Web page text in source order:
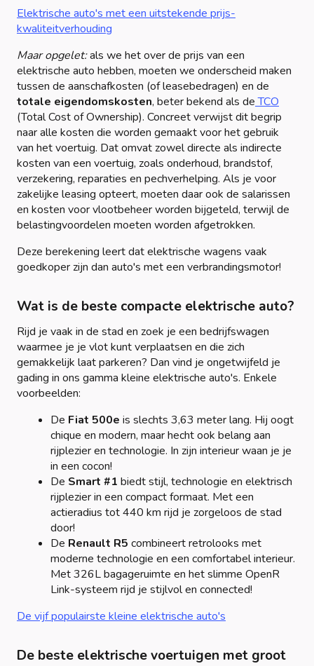
Elektrische auto's met een uitstekende prijs-
kwaliteitverhouding
Maar opgelet:als we het over de prijs van een
elektrische auto hebben, moeten we onderscheid maken
tussen de aanschafkosten (of leasebedragen) en de
totale eigendomskosten, beter bekend als deTCO
(Total Cost of Ownership). Concreet verwijst dit begrip
naar alle kosten die worden gemaakt voor het gebruik
van het voertuig. Dat omvat zowel directe als indirecte
kosten van een voertuig, zoals onderhoud, brandstof,
verzekering, reparaties en pechverhelping. Als je voor
zakelijke leasing opteert, moeten daar ook de salarissen
en kosten voor vlootbeheer worden bijgeteld, terwijl de
belastingvoordelen moeten worden afgetrokken.
Deze berekening leert dat elektrische wagens vaak
goedkoper zijn dan auto's met een verbrandingsmotor!
Wat is de beste compacte elektrische auto?
Rijd je vaak in de stad en zoek je een bedrijfswagen
waarmee je je vlot kunt verplaatsen en die zich
gemakkelijk laat parkeren? Dan vind je ongetwijfeld je
gading in ons gamma kleine elektrische auto's. Enkele
voorbeelden:
De Fiat 500e is slechts 3,63 meter lang. Hij oogt
chique en modern, maar hecht ook belang aan
rijplezier en technologie. In zijn interieur waan je je
in een cocon!
De Smart #1 biedt stijl, technologie en elektrisch
rijplezier in een compact formaat. Met een
actieradius tot 440 km rijd je zorgeloos de stad
door!
De Renault R5 combineert retrolooks met
moderne technologie en een comfortabel interieur.
Met 326L bagageruimte en het slimme OpenR
Link-systeem rijd je stijlvol en connected!
De vijf populairste kleine elektrische auto's
De beste elektrische voertuigen met groot